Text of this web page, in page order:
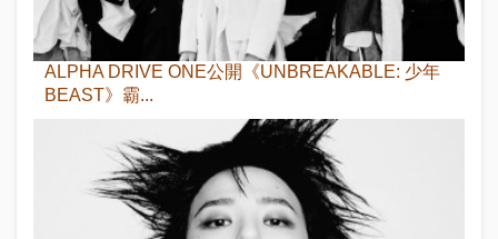
ALPHA DRIVE ONE公開《UNBREAKABLE: 少年
BEAST》霸...